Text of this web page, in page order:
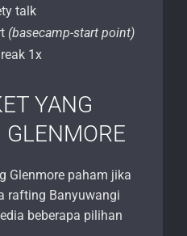
talk
(basecamp-start point)
1x
YANG
GLENMORE
Glenmore paham jika
rafting Banyuwangi
beberapa pilihan